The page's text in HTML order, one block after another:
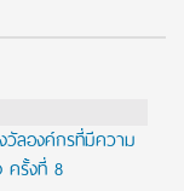
วัลองค์กรที่มีความ
ครั้งที่ 8